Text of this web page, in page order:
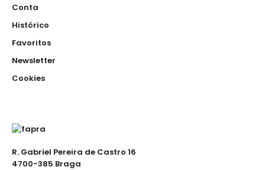
Conta
Histórico
Favoritos
Newsletter
Cookies
R. Gabriel Pereira de Castro 16
4700-385 Braga